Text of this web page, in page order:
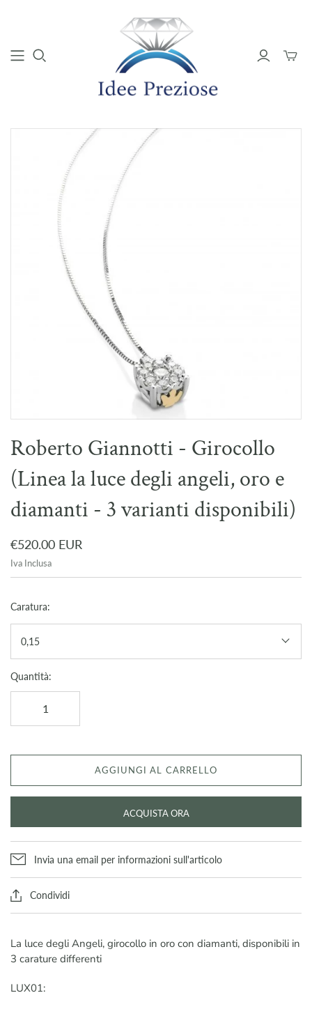
Mini
Roberto Giannotti - Girocollo
(Linea la luce degli angeli, oro e
diamanti - 3 varianti disponibili)
€520.00 EUR
Iva Inclusa
Caratura:
0,15
Quantità:
AGGIUNGI AL CARRELLO
ACQUISTA ORA
Invia una email per informazioni sull'articolo
Condividi
La luce degli Angeli, girocollo in oro con diamanti, disponibili in
3 carature differenti
LUX01: